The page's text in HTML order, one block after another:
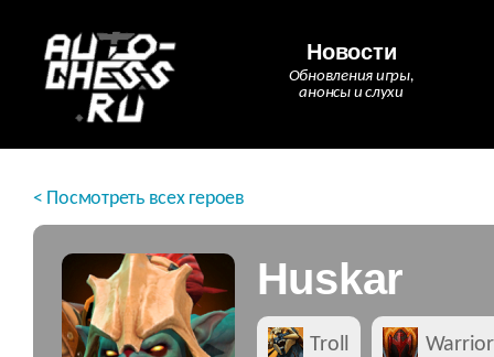
Новости
Обновления игры,
анонсы и слухи
< Посмотреть всех героев
Huskar
Troll Warrior